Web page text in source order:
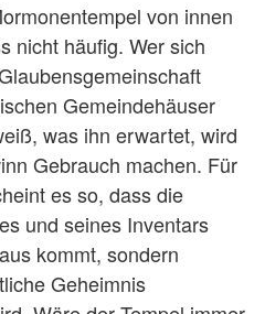
von innen
nicht häufig. Wer sich
Gemeindehäuser
was ihn erwartet, wird
Gebrauch machen. Für
es so, dass die
und seines Inventars
kommt, sondern
Geheimnis